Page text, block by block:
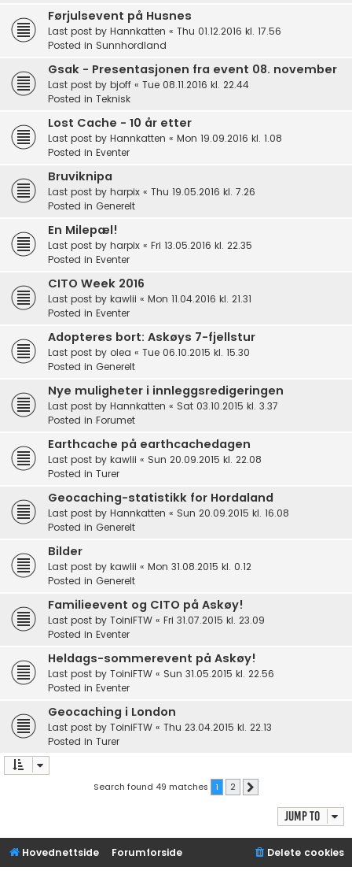
Førjulsevent på Husnes
Last post by Hannkatten « Thu 01.12.2016 kl. 17.56
Posted in Sunnhordland
Gsak - Presentasjonen fra event 08. november
Last post by bjoff « Tue 08.11.2016 kl. 22.44
Posted in Teknisk
Lost Cache - 10 år etter
Last post by Hannkatten « Mon 19.09.2016 kl. 1.08
Posted in Eventer
Bruviknipa
Last post by harpix « Thu 19.05.2016 kl. 7.26
Posted in Generelt
En Milepæl!
Last post by harpix « Fri 13.05.2016 kl. 22.35
Posted in Eventer
CITO Week 2016
Last post by kawlii « Mon 11.04.2016 kl. 21.31
Posted in Eventer
Adopteres bort: Askøys 7-fjellstur
Last post by olea « Tue 06.10.2015 kl. 15.30
Posted in Generelt
Nye muligheter i innleggsredigeringen
Last post by Hannkatten « Sat 03.10.2015 kl. 3.37
Posted in Forumet
Earthcache på earthcachedagen
Last post by kawlii « Sun 20.09.2015 kl. 22.08
Posted in Turer
Geocaching-statistikk for Hordaland
Last post by Hannkatten « Sun 20.09.2015 kl. 16.08
Posted in Generelt
Bilder
Last post by kawlii « Mon 31.08.2015 kl. 0.12
Posted in Generelt
Familieevent og CITO på Askøy!
Last post by ToiniFTW « Fri 31.07.2015 kl. 23.09
Posted in Eventer
Heldags-sommerevent på Askøy!
Last post by ToiniFTW « Sun 31.05.2015 kl. 22.56
Posted in Eventer
Geocaching i London
Last post by ToiniFTW « Thu 23.04.2015 kl. 22.13
Posted in Turer
Search found 49 matches 1 2
Jump to
Hovednettside Forumforside Delete cookies